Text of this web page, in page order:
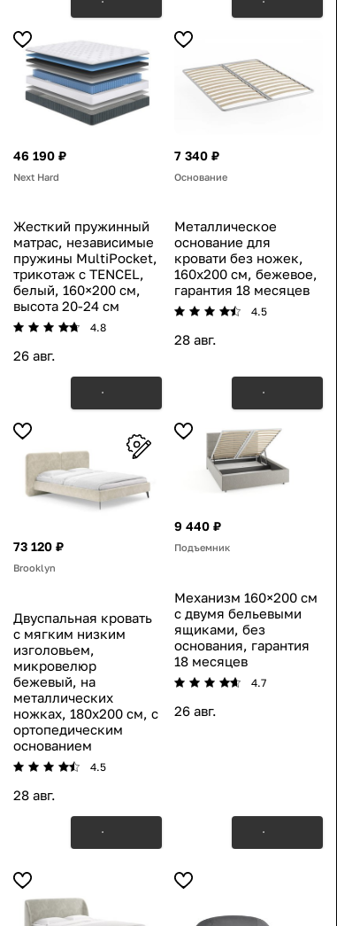
46 190 ₽
Next Hard
Жесткий пружинный
матрас, независимые
пружины MultiPocket,
трикотаж с TENCEL,
белый, 160×200 см,
высота 20-24 см
4.8
26 авг.
7 340 ₽
Основание
Металлическое
основание для
кровати без ножек,
160х200 см, бежевое,
гарантия 18 месяцев
4.5
28 авг.
73 120 ₽
Brooklyn
Двуспальная кровать
с мягким низким
изголовьем,
микровелюр
бежевый, на
металлических
ножках, 180х200 см, с
ортопедическим
основанием
4.5
28 авг.
9 440 ₽
Подъемник
Механизм 160×200 см
с двумя бельевыми
ящиками, без
основания, гарантия
18 месяцев
4.7
26 авг.